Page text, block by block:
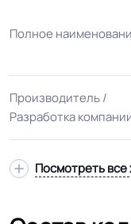
Полное
Производитель /
Разработка
Посмотреть все